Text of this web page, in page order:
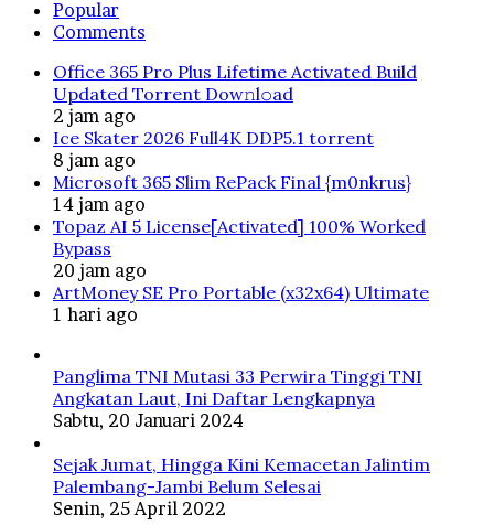
Popular
Comments
Office 365 Pro Plus Lifetime Activated Build
Updated Torrent Dow𝚗l𝚘аd
2 jam ago
Ice Skater 2026 Full4K DDP5.1 torrent
8 jam ago
Microsoft 365 Slim RePack Final {m0nkrus}
14 jam ago
Topaz AI 5 License[Activated] 100% Worked
Bypass
20 jam ago
ArtMoney SE Pro Portable (x32x64) Ultimate
1 hari ago
Panglima TNI Mutasi 33 Perwira Tinggi TNI
Angkatan Laut, Ini Daftar Lengkapnya
Sabtu, 20 Januari 2024
Sejak Jumat, Hingga Kini Kemacetan Jalintim
Palembang-Jambi Belum Selesai
Senin, 25 April 2022